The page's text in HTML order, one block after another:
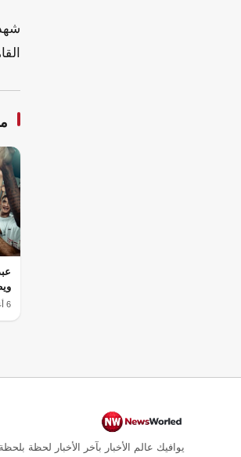
6 أغسطس 2026
يوافيك عالم الأخبار بآخر الأخبار لحظة